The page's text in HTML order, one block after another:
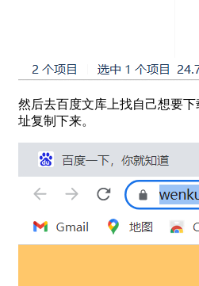
然后去百度文库上找自己想要
址复制下来。